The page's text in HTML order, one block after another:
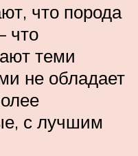
что порода
что
теми
не обладает
с лучшим